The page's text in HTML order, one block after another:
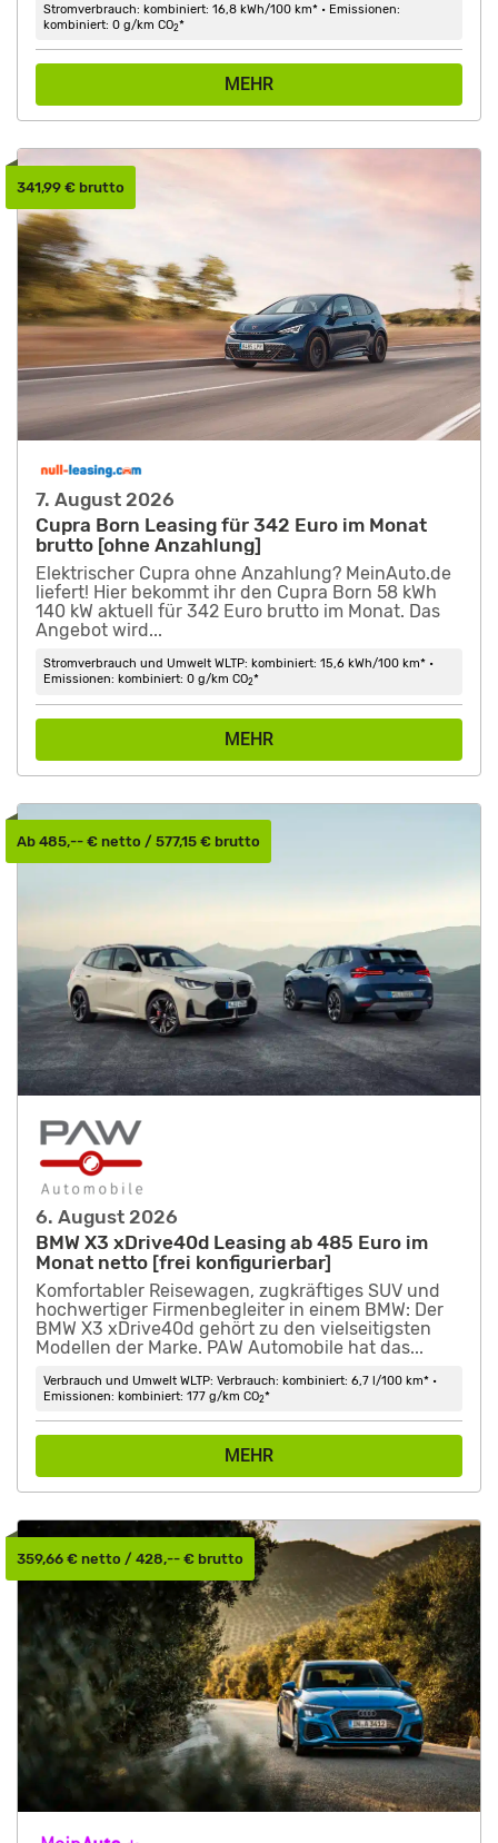
Stromverbrauch: kombiniert: 16,8 kWh/100 km* • Emissionen:
kombiniert: 0 g/km CO2*
MEHR
7. August 2026
Cupra Born Leasing für 342 Euro im Monat
brutto [ohne Anzahlung]
Elektrischer Cupra ohne Anzahlung? MeinAuto.de
liefert! Hier bekommt ihr den Cupra Born 58 kWh
140 kW aktuell für 342 Euro brutto im Monat. Das
Angebot wird...
Stromverbrauch und Umwelt WLTP: kombiniert: 15,6 kWh/100 km* •
Emissionen: kombiniert: 0 g/km CO2*
MEHR
341,99 € brutto
6. August 2026
BMW X3 xDrive40d Leasing ab 485 Euro im
Monat netto [frei konfigurierbar]
Komfortabler Reisewagen, zugkräftiges SUV und
hochwertiger Firmenbegleiter in einem BMW: Der
BMW X3 xDrive40d gehört zu den vielseitigsten
Modellen der Marke. PAW Automobile hat das...
Verbrauch und Umwelt WLTP: Verbrauch: kombiniert: 6,7 l/100 km* •
Emissionen: kombiniert: 177 g/km CO2*
MEHR
Ab 485,-- € netto / 577,15 € brutto
359,66 € netto / 428,-- € brutto